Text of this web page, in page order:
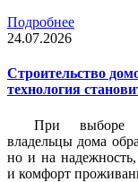
Подробнее
24.07.2026
Строительство
технология
При выборе
владельцы дома
но и на надежность,
и комфорт